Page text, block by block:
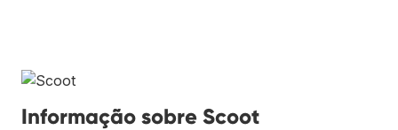
Informação sobre Scoot